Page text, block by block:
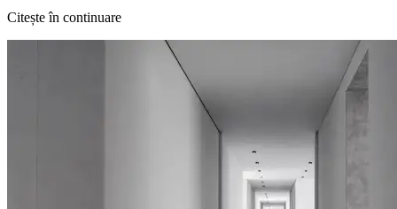
Citește în continuare